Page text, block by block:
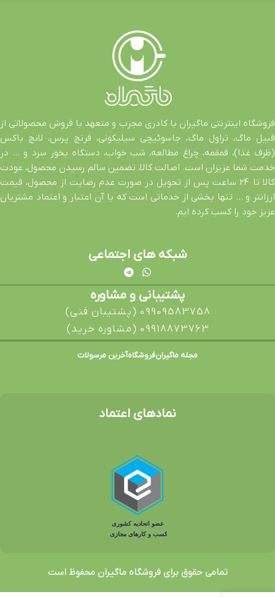
فروشگاه اینترنتی ماگیران با کادری مجرب و متعهد با فروش محصولاتی از
قبیل ماگ، تراول ماگ، جاسوئیچی سیلیکونی، فرنچ پرس، لانچ باکس
(ظرف غذا)، قمقمه، چراغ مطالعه، شب خواب، دستگاه بخور سرد و … در
خدمت شما عزیزان است. اصالت کالا، تضمین سالم رسیدن محصول، عودت
کالا تا 24 ساعت پس از تحویل در صورت عدم رضایت از محصول، قیمت
ارزانتر و … تنها بخشی از خدماتی است که با آن اعتبار و اعتماد مشتریان
عزیز خود را کسب کرده ایم.
شبکه های اجتماعی
پشتیبانی و مشاوره
09909583758 (پشتیبان فنی)
09918873763 (مشاوره خرید)
مجله ماگیرانفروشگاهآخرین مرسولات
نمادهای اعتماد
تمامی حقوق برای فروشگاه ماگیران محفوظ است